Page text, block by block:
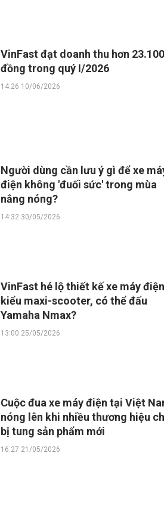
VinFast đạt doanh thu hơn
đồng trong quý I/2026
14:26 10/06/2026
Người dùng cần lưu ý gì để xe
điện không 'đuối sức' trong mùa
nắng nóng?
14:32 30/05/2026
VinFast hé lộ thiết kế xe máy điện
kiểu maxi-scooter, có thể đấu
Yamaha Nmax?
13:00 25/05/2026
Cuộc đua xe máy điện tại Việt
nóng lên khi nhiều thương hiệu
bị tung sản phẩm mới
16:27 21/05/2026